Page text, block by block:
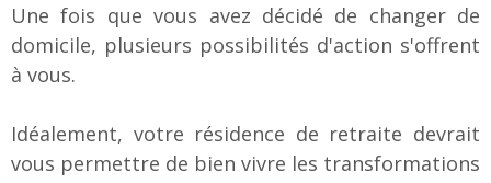
Une fois que vous avez décidé de changer de
domicile, plusieurs possibilités d'action s'offrent
à vous.
Idéalement, votre résidence de retraite devrait
vous permettre de bien vivre les transformations